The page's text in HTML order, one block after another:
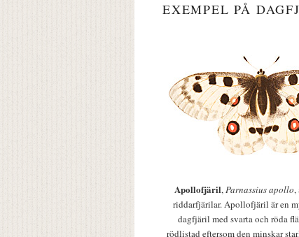
EXEMPEL PÅ
Apollofjäril,Parnassius apollo,
riddarfjärilar. Apollofjäril är en
dagfjäril med svarta och röda
rödlistad eftersom den minskar